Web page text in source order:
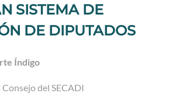
SISTEMA DE
DE DIPUTADOS
Índigo
del SECADI